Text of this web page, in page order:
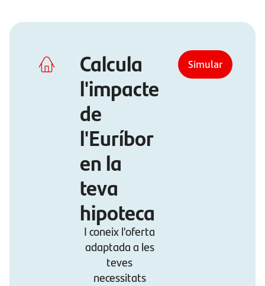
Calcula
l'impacte
de
l'Euríbor
en la
teva
hipoteca
I coneix l'oferta
adaptada a les
teves
necessitats
Simular